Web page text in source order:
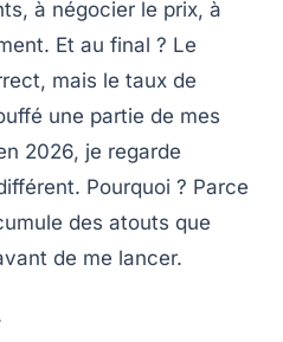
à négocier le prix, à
Et au final ? Le
mais le taux de
une partie de mes
2026, je regarde
Pourquoi ? Parce
des atouts que
de me lancer.